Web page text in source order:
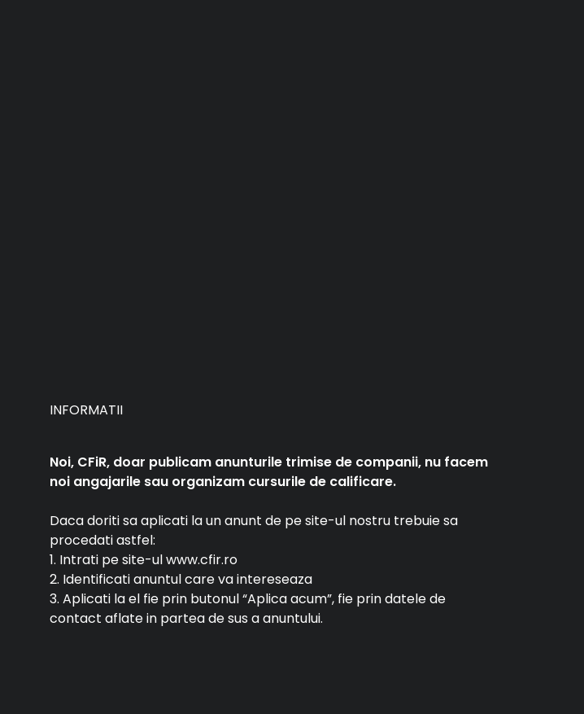
INFORMATII
Noi, CFiR, doar publicam anunturile trimise de companii, nu facem
noi angajarile sau organizam cursurile de calificare.
Daca doriti sa aplicati la un anunt de pe site-ul nostru trebuie sa
procedati astfel:
1. Intrati pe site-ul www.cfir.ro
2. Identificati anuntul care va intereseaza
3. Aplicati la el fie prin butonul “Aplica acum”, fie prin datele de
contact aflate in partea de sus a anuntului.